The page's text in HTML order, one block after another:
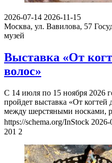
2026-07-14 2026-11-15
Москва, ул. Вавилова, 57
музей
Выставка «От
волос»
С 14 июля по 15 ноября 2026
пройдет выставка «От когтей
между шерстяными носками,
https://schema.org/InStock
201 2